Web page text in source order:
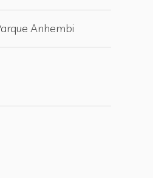
Anhembi